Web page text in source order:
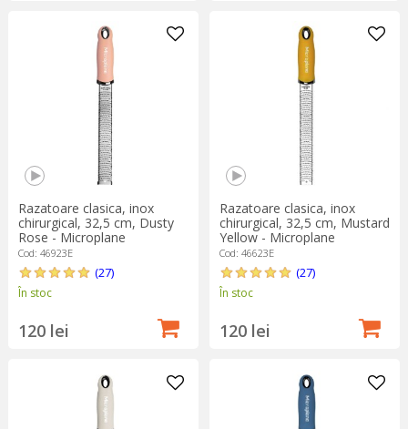
Razatoare clasica, inox
chirurgical, 32,5 cm, Dusty
Rose - Microplane
Cod: 46923E
(27)
În stoc
120 lei
Razatoare clasica, inox
chirurgical, 32,5 cm, Mustard
Yellow - Microplane
Cod: 46623E
(27)
În stoc
120 lei